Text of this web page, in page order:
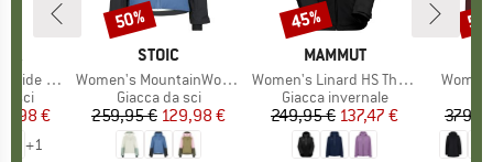
Pants
sci
ridotto
€
+1
MARCHIO
STOIC
Articolo
Women's MountainWool AsplidenSt. III Ski Jacket
Gruppo di prodotti
Giacca da sci
Prezzo
259,95 € Prezzo ridotto
129,98 €
Sconto
50%
MARCHIO
MAMMUT
Articolo
Women's Linard HS Thermo Hooded Jacket
Gruppo di prodotti
Giacca invernale
Prezzo
249,95 €Prezzo ridotto
137,47 €
Sconto
45%
Articolo